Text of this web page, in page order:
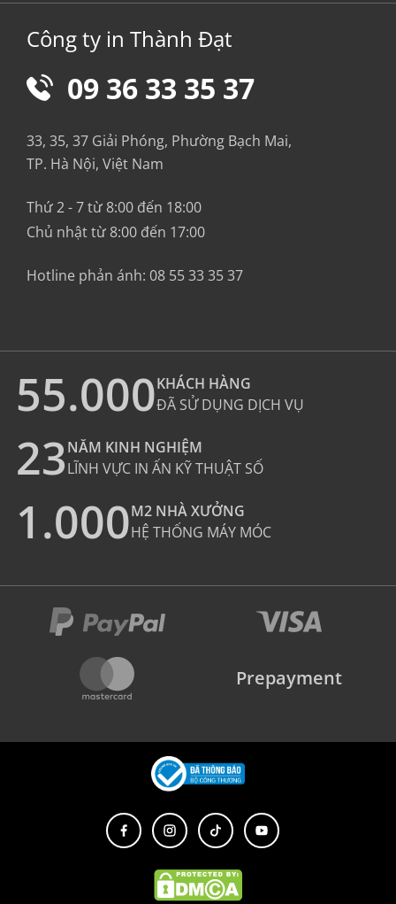
Công ty in Thành Đạt
09 36 33 35 37
33, 35, 37 Giải Phóng, Phường Bạch Mai,
TP. Hà Nội, Việt Nam
Thứ 2 - 7 từ 8:00 đến 18:00
Chủ nhật từ 8:00 đến 17:00
Hotline phản ánh: 08 55 33 35 37
55.000KHÁCH HÀNG
ĐÃ SỬ DỤNG DỊCH VỤ
23NĂM KINH NGHIỆM
LĨNH VỰC IN ẤN KỸ THUẬT SỐ
1.000M2 NHÀ XƯỞNG
HỆ THỐNG MÁY MÓC
Prepayment